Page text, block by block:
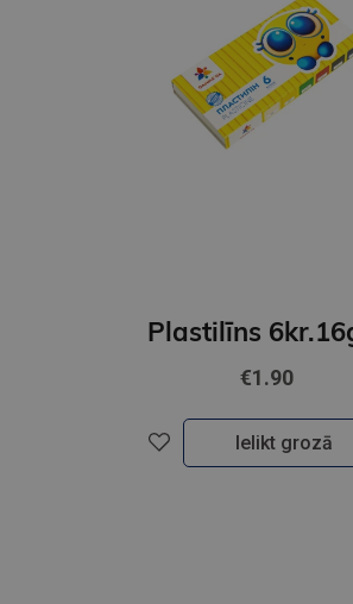
€1.90
Ielikt grozā